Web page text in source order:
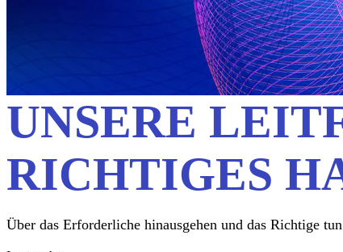
UNSERE
RICHTIGES
Über das Erforderliche hinausgehen und das Richtige